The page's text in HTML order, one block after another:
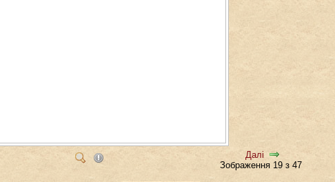
Далі
Зображення 19 з 47